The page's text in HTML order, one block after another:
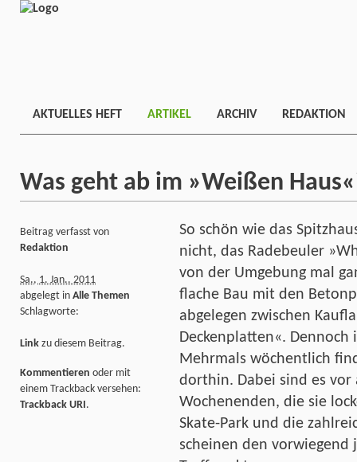
AKTUELLES HEFT ARTIKEL ARCHIV REDAKTION
Was geht ab im »Weißen
So schön wie das
nicht, das Radebeuler
von der Umgebung mal
flache Bau mit den
abgelegen zwischen
Deckenplatten«.
Mehrmals wöchentlich
dorthin. Dabei sind es vor
Wochenenden, die sie
Skate-Park und die
scheinen den vorwiegend
Beitrag verfasst von
Redaktion
Sa., 1. Jan.. 2011
abgelegt in Alle Themen
Schlagworte:
Link zu diesem Beitrag.
Kommentieren oder mit
einem Trackback versehen:
Trackback URI.